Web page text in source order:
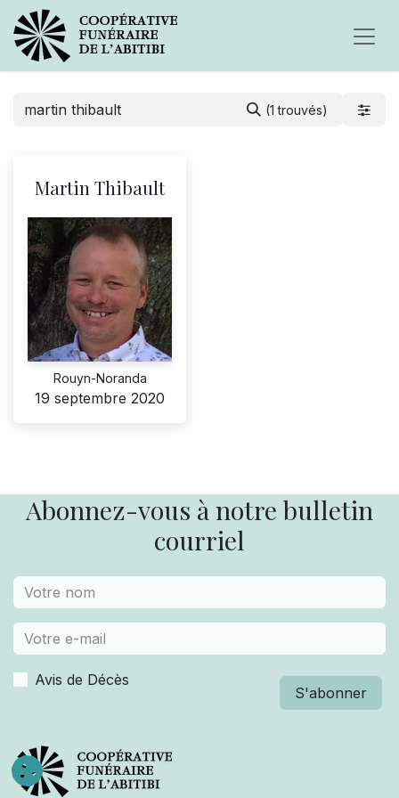
(1 trouvés)
Martin Thibault
Rouyn-Noranda
19 septembre 2020
Abonnez-vous à notre bulletin
courriel
Avis de Décès
S'abonner